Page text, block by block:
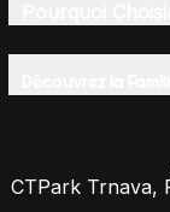
CTPark Trnava,